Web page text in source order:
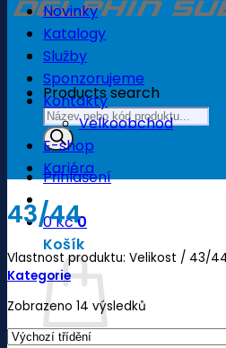
Products search
Přihlášení
0Kč0
Košík
Novinky
Katalogy
Služby
Sponzorujeme
Kontakty
Velkoobchod
E-shop
Kariéra
43/44
Vlastnost produktu: Velikost / 43/
Kategorie
Zobrazeno 14 výsledků